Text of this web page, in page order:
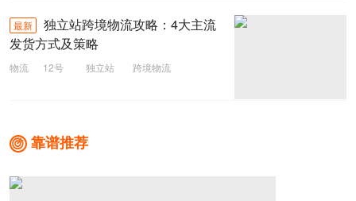
最新
独立站跨境物流攻略：4大主流
发货方式及策略
物流 12号 独立站 跨境物流
 靠谱推荐